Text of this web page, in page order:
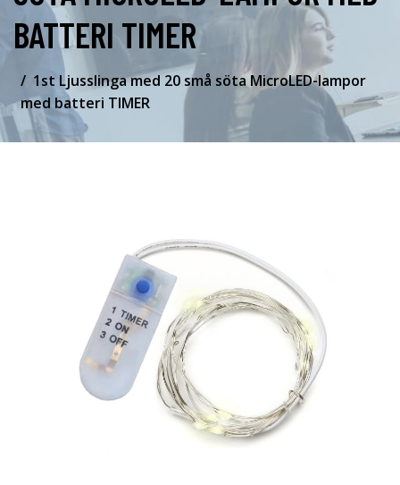
BATTERI TIMER
1st Ljusslinga med 20 små söta MicroLED-lampor
med batteri TIMER